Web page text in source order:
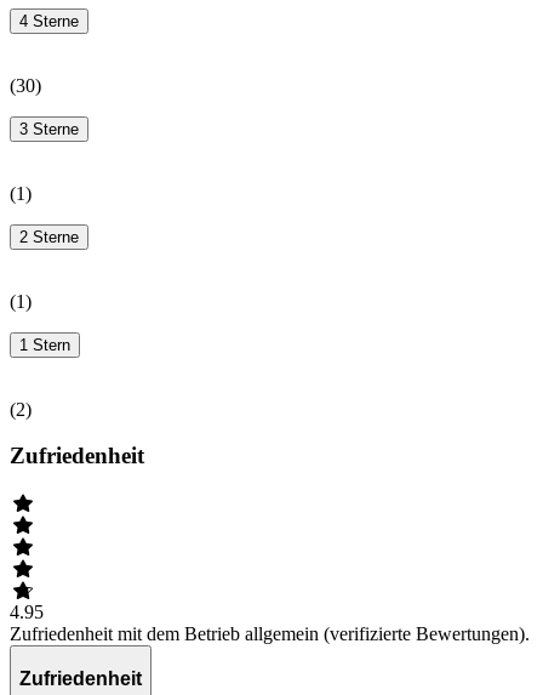
4 Sterne
(30)
3 Sterne
(1)
2 Sterne
(1)
1 Stern
(2)
Zufriedenheit
4.95
Zufriedenheit mit dem Betrieb allgemein (verifizierte Bewertungen).
Zufriedenheit